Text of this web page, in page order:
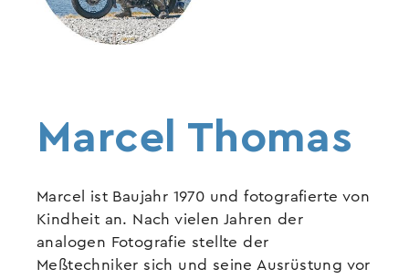
Marcel Thomas
Marcel ist Baujahr 1970 und fotografierte von
Kindheit an. Nach vielen Jahren der
analogen Fotografie stellte der
Meßtechniker sich und seine Ausrüstung vor